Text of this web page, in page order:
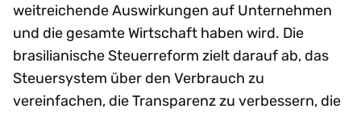
weitreichende Auswirkungen auf Unternehmen
und die gesamte Wirtschaft haben wird. Die
brasilianische Steuerreform zielt darauf ab, das
Steuersystem über den Verbrauch zu
vereinfachen, die Transparenz zu verbessern, die